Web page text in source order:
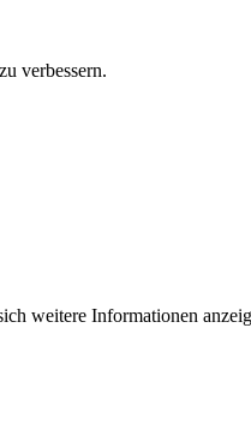
verbessern.
weitere Informationen